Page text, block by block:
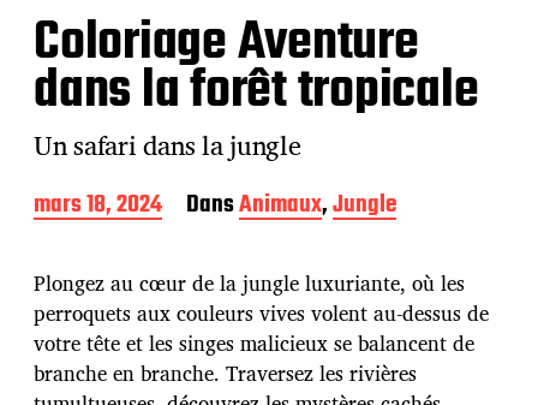
Coloriage Aventure
dans la forêt tropicale
Un safari dans la jungle
D
a
e
d
e
p
u
b
mars 18, 2024 DansAnimaux,Jungle
Plongez au cœur de la jungle luxuriante, où les
perroquets aux couleurs vives volent au-dessus de
votre tête et les singes malicieux se balancent de
branche en branche. Traversez les rivières